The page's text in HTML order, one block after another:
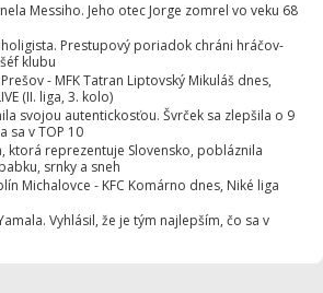
Messiho. Jeho otec Jorge zomrel vo veku 68
Prestupový poriadok chráni hráčov-
klubu
- MFK Tatran Liptovský Mikuláš dnes,
(II. liga, 3. kolo)
svojou autentickosťou. Švrček sa zlepšila o 9
sa v TOP 10
ktorá reprezentuje Slovensko, pobláznila
srnky a sneh
Michalovce - KFC Komárno dnes, Niké liga
Vyhlásil, že je tým najlepším, čo sa v